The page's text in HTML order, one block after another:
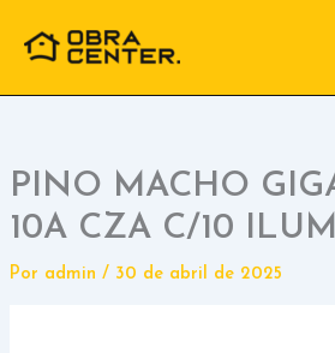
para
conteúdo
PINO MACHO
10A CZA C/10
Por admin / 30 de abril de 2025